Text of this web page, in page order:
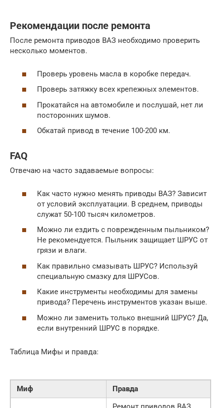
Рекомендации после ремонта
После ремонта приводов ВАЗ необходимо проверить
несколько моментов.
Проверь уровень масла в коробке передач.
Проверь затяжку всех крепежных элементов.
Прокатайся на автомобиле и послушай, нет ли
посторонних шумов.
Обкатай привод в течение 100-200 км.
FAQ
Отвечаю на часто задаваемые вопросы:
Как часто нужно менять приводы ВАЗ? Зависит
от условий эксплуатации. В среднем, приводы
служат 50-100 тысяч километров.
Можно ли ездить с поврежденным пыльником?
Не рекомендуется. Пыльник защищает ШРУС от
грязи и влаги.
Как правильно смазывать ШРУС? Используй
специальную смазку для ШРУСов.
Какие инструменты необходимы для замены
привода? Перечень инструментов указан выше.
Можно ли заменить только внешний ШРУС? Да,
если внутренний ШРУС в порядке.
Таблица Мифы и правда:
Миф
Правда